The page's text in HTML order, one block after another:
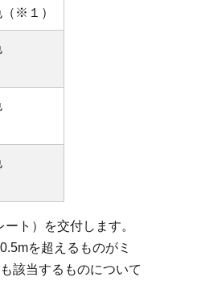
※１）
ト）を交付します。
を超えるものがミ
該当するものについて